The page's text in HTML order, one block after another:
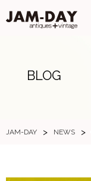
BLOG
JAM-DAY > NEWS >